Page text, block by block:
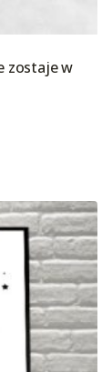
zostaje w